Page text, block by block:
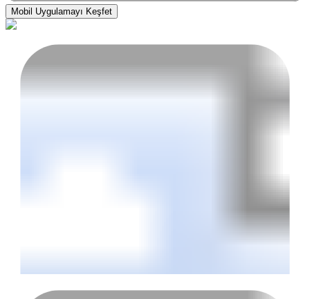
Mobil Uygulamayı Keşfet